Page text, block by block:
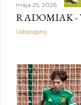
maja 25, 2026
RADOMIAK -
Udostępnij